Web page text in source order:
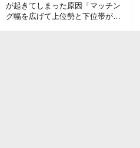
が起きてしまった原因「マッチン
グ幅を広げて上位勢と下位帯が戦